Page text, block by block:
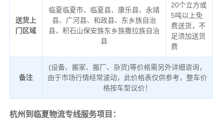
送货上
门区域
临夏临夏市、临夏县、康乐县、永靖
县、广河县、和政县、东乡族自治
县、积石山保安族东乡族撒拉族自治
县
20个立方或
5吨以上免
费送货，不
足须加送货
费
备注
(设备、搬家、搬厂、杂货)等价格需另外详细咨询，
由于市场行情经常波动，此价格表仅供参考，整车价
格按车型议价！
杭州到临夏物流专线服务项目：